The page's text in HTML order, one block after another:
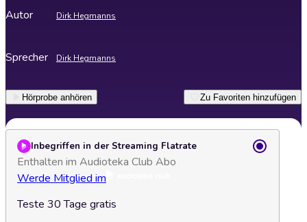
Autor Dirk Hegmanns
Sprecher Dirk Hegmanns
Hörprobe anhören Zu Favoriten hinzufügen
Inbegriffen in der Streaming Flatrate
Enthalten im Audioteka Club Abo
Werde Mitglied im
Teste 30 Tage gratis